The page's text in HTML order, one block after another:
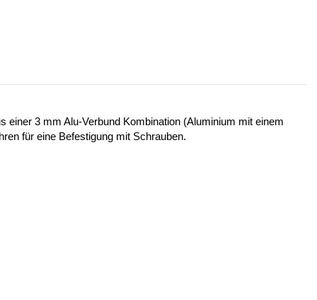
3 mm Alu-Verbund Kombination (Aluminium mit einem
für eine Befestigung mit Schrauben.